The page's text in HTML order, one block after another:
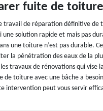
fuite de
travail de réparation définitive de
une solution rapide et mais pas
une toiture n’est pas durable.
la pénétration des eaux de la
travaux de rénovations qui
de toiture avec une bâche a
intervention peut vous servir